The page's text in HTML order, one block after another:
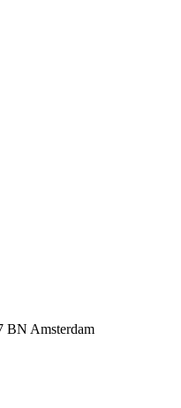
BN Amsterdam